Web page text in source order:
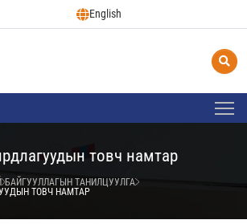
English
товч намтар
БАЙГУУЛЛАГЫН ТАНИЛЦУУЛГА
ТОВЧ НАМТАР